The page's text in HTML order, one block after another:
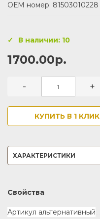
ОЕМ номер: 81503010228
В наличии: 10
1700.00р.
- +
КУПИТЬ В 1 КЛИК
ХАРАКТЕРИСТИКИ
Свойства
Артикул альтернативный